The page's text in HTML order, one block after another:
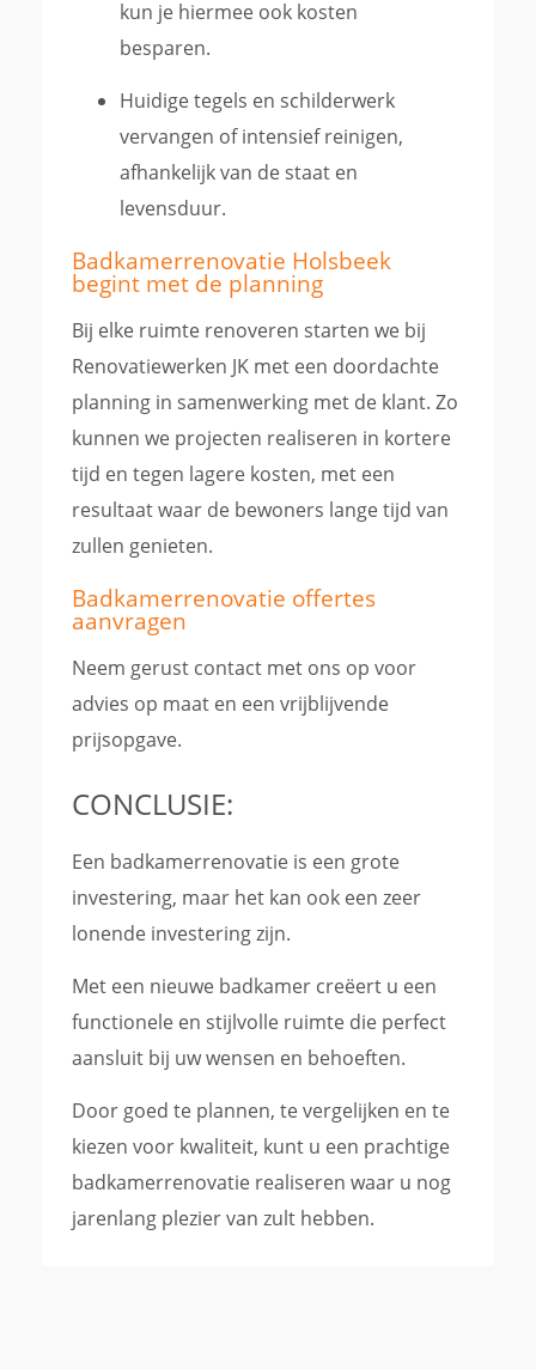
kun je hiermee ook kosten
besparen.
Huidige tegels en schilderwerk
vervangen of intensief reinigen,
afhankelijk van de staat en
levensduur.
Badkamerrenovatie Holsbeek
begint met de planning
Bij elke ruimte renoveren starten we bij
Renovatiewerken JK met een doordachte
planning in samenwerking met de klant. Zo
kunnen we projecten realiseren in kortere
tijd en tegen lagere kosten, met een
resultaat waar de bewoners lange tijd van
zullen genieten.
Badkamerrenovatie offertes
aanvragen
Neem gerust contact met ons op voor
advies op maat en een vrijblijvende
prijsopgave.
CONCLUSIE:
Een badkamerrenovatie is een grote
investering, maar het kan ook een zeer
lonende investering zijn.
Met een nieuwe badkamer creëert u een
functionele en stijlvolle ruimte die perfect
aansluit bij uw wensen en behoeften.
Door goed te plannen, te vergelijken en te
kiezen voor kwaliteit, kunt u een prachtige
badkamerrenovatie realiseren waar u nog
jarenlang plezier van zult hebben.